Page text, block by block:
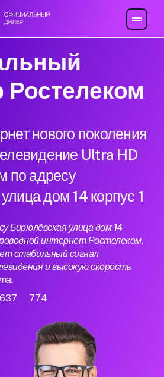
Ростелеком
нового поколения
Ultra HD
по адресу
дом 14 корпус 1
Бирюлёвская улица дом 14
интернет Ростелеком,
стабильный сигнал
и высокую скорость
774